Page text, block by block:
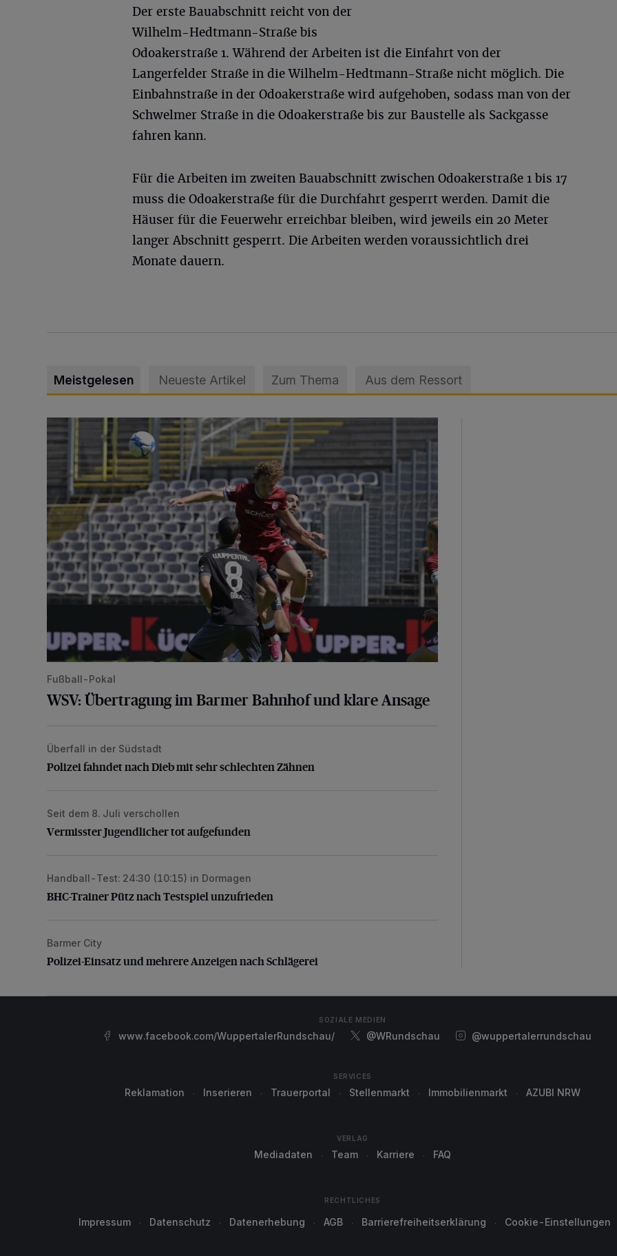
Der erste Bauabschnitt reicht von der
Wilhelm-Hedtmann-Straße bis
Odoakerstraße 1. Während der Arbeiten ist die Einfahrt von der
Langerfelder Straße in die Wilhelm-Hedtmann-Straße nicht möglich. Die
Einbahnstraße in der Odoakerstraße wird aufgehoben, sodass man von der
Schwelmer Straße in die Odoakerstraße bis zur Baustelle als Sackgasse
fahren kann.
Für die Arbeiten im zweiten Bauabschnitt zwischen Odoakerstraße 1 bis 17
muss die Odoakerstraße für die Durchfahrt gesperrt werden. Damit die
Häuser für die Feuerwehr erreichbar bleiben, wird jeweils ein 20 Meter
langer Abschnitt gesperrt. Die Arbeiten werden voraussichtlich drei
Monate dauern.
Meistgelesen Neueste Artikel Zum Thema Aus dem Ressort
WSV: Übertragung im Barmer Bahnhof und klare Ansage
Fußball-Pokal
WSV: Übertragung im Barmer Bahnhof und klare Ansage
Polizei fahndet nach Dieb mit sehr schlechten Zähnen
Überfall in der Südstadt
Polizei fahndet nach Dieb mit sehr schlechten Zähnen
Vermisster Jugendlicher tot aufgefunden
Seit dem 8. Juli verschollen
Vermisster Jugendlicher tot aufgefunden
BHC-Trainer Pütz nach Testspiel unzufrieden
Handball-Test: 24:30 (10:15) in Dormagen
BHC-Trainer Pütz nach Testspiel unzufrieden
Polizei-Einsatz und mehrere Anzeigen nach Schlägerei
Barmer City
Polizei-Einsatz und mehrere Anzeigen nach Schlägerei
SOZIALE MEDIEN
www.facebook.com/WuppertalerRundschau/ @WRundschau @wuppertalerrundschau
SERVICES
Reklamation Inserieren Trauerportal Stellenmarkt Immobilienmarkt AZUBI NRW
VERLAG
Mediadaten Team Karriere FAQ
RECHTLICHES
Impressum Datenschutz Datenerhebung AGB Barrierefreiheitserklärung Cookie-Einstellungen